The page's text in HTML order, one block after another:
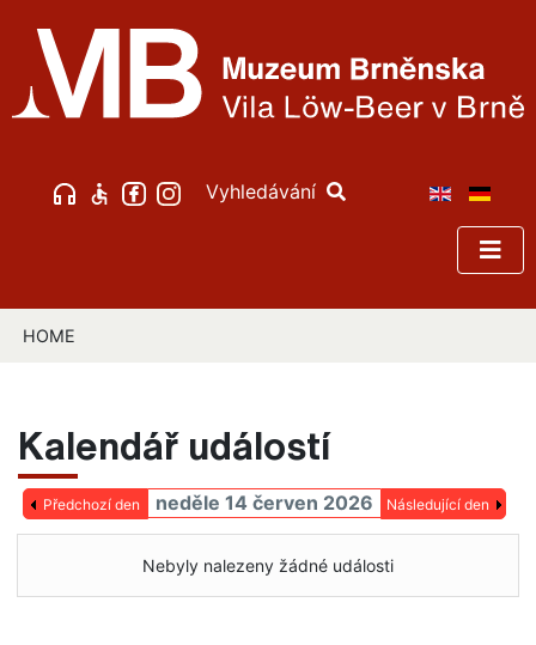
Vyhledávání
HOME
Kalendář událostí
Předchozí den neděle 14 červen 2026 Následující den
Nebyly nalezeny žádné události